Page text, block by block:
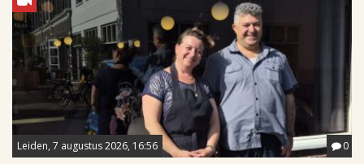
Leiden, 7 augustus 2026, 16:56 0